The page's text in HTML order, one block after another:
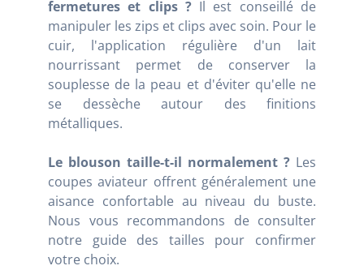
fermetures et clips ?Il est conseillé de
manipuler les zips et clips avec soin. Pour le
cuir, l'application régulière d'un lait
nourrissant permet de conserver la
souplesse de la peau et d'éviter qu'elle ne
se dessèche autour des finitions
métalliques.
Le blouson taille-t-il normalement ? Les
coupes aviateur offrent généralement une
aisance confortable au niveau du buste.
Nous vous recommandons de consulter
notre guide des tailles pour confirmer
votre choix.